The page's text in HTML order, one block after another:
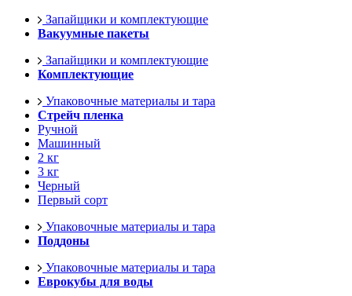
Запайщики и комплектующие
Вакуумные пакеты
Запайщики и комплектующие
Комплектующие
Упаковочные материалы и тара
Стрейч пленка
Ручной
Машинный
2 кг
3 кг
Черный
Первый сорт
Упаковочные материалы и тара
Поддоны
Упаковочные материалы и тара
Еврокубы для воды